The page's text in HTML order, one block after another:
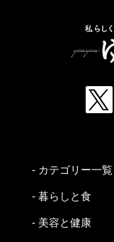
- カテゴリー一覧
- 暮らしと食
- 美容と健康